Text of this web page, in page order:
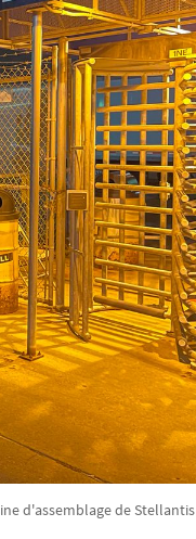
d'assemblage de Stellantis